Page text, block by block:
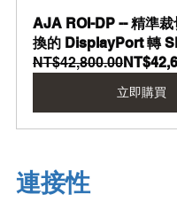
AJA ROI-DP -- 精準
換的 DisplayPort 轉
NT$42,800.00
立即購買
連接性